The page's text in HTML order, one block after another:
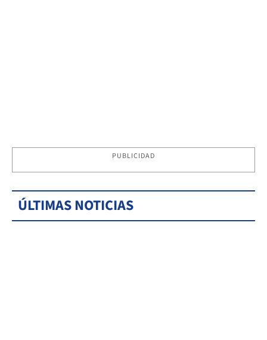
PUBLICIDAD
ÚLTIMAS NOTICIAS